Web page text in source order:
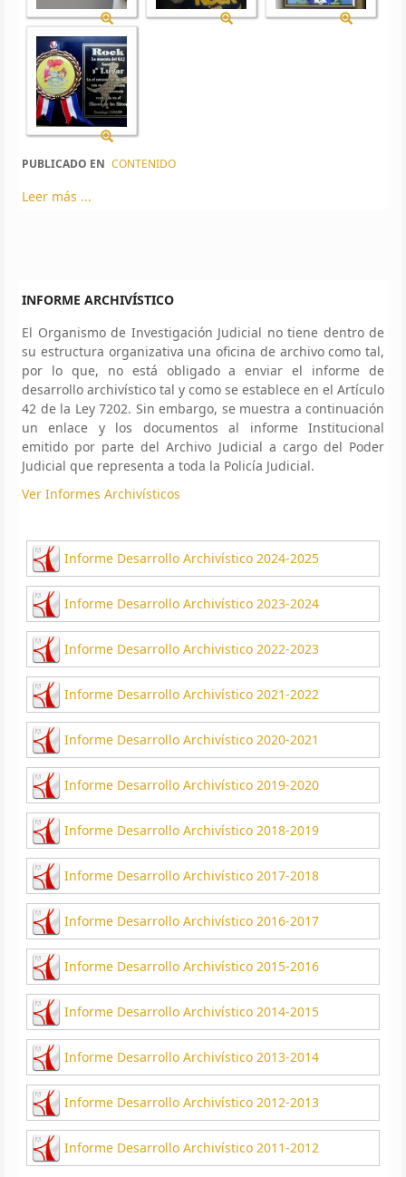
PUBLICADO EN CONTENIDO
Leer más ...
INFORME ARCHIVÍSTICO
El Organismo de Investigación Judicial no tiene dentro de
su estructura organizativa una oficina de archivo como tal,
por lo que, no está obligado a enviar el informe de
desarrollo archivístico tal y como se establece en el Artículo
42 de la Ley 7202. Sin embargo, se muestra a continuación
un enlace y los documentos al informe Institucional
emitido por parte del Archivo Judicial a cargo del Poder
Judicial que representa a toda la Policía Judicial.
Ver Informes Archivísticos
Informe Desarrollo Archivístico 2024-2025
Informe Desarrollo Archivístico 2023-2024
Informe Desarrollo Archivistico 2022-2023
Informe Desarrollo Archivístico 2021-2022
Informe Desarrollo Archivístico 2020-2021
Informe Desarrollo Archivístico 2019-2020
Informe Desarrollo Archivístico 2018-2019
Informe Desarrollo Archivístico 2017-2018
Informe Desarrollo Archivístico 2016-2017
Informe Desarrollo Archivístico 2015-2016
Informe Desarrollo Archivístico 2014-2015
Informe Desarrollo Archivístico 2013-2014
Informe Desarrollo Archivístico 2012-2013
Informe Desarrollo Archivístico 2011-2012